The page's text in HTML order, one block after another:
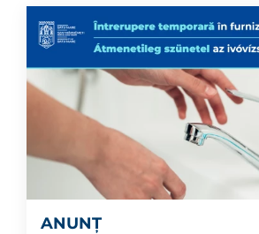
ANUNȚ